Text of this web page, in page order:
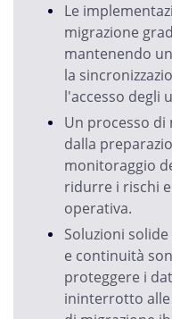
Le
migrazione
mantenendo
la
l'accesso degli
Un processo
dalla
monitoraggio
ridurre i rischi
operativa.
Soluzioni
e continuità
proteggere i
ininterrotto